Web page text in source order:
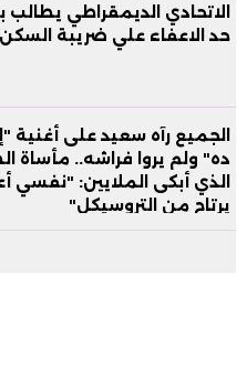
الاتحادي الديمقراطي يطالب
حد الاعفاء علي ضريبة السكن
الجميع رآه سعيد على أغنية
ده" ولم يروا فراشه.. مأساة
الذي أبكى الملايين: "نفسي
يرتاح من التروسيكل"